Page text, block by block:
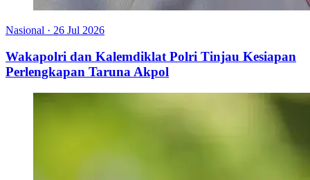
Nasional · 26 Jul 2026
Wakapolri dan Kalemdiklat Polri Tinjau Kesiapan
Perlengkapan Taruna Akpol